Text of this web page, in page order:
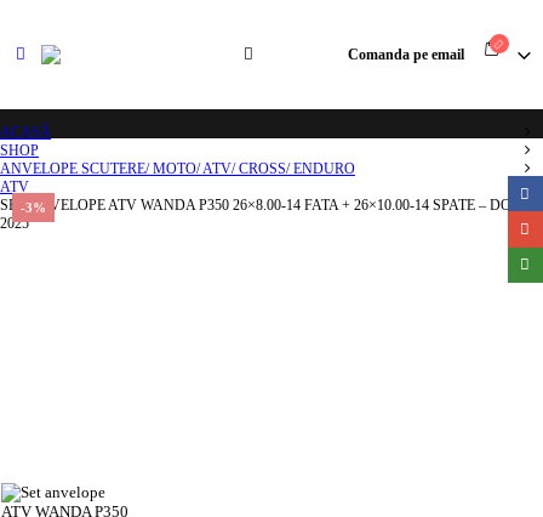
Comanda pe email
ACASĂ
SHOP
ANVELOPE SCUTERE/ MOTO/ ATV/ CROSS/ ENDURO
ATV
SET ANVELOPE ATV WANDA P350 26×8.00-14 FATA + 26×10.00-14 SPATE – DOT
2025
-3%